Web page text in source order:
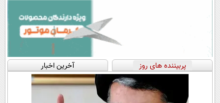
پربیننده های روز آخرین اخبار